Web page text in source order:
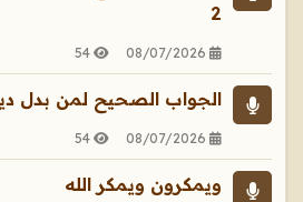
2
08/07/2026
54
الجواب الصحيح لمن بدل
08/07/2026
54
ويمكرون ويمكر الله